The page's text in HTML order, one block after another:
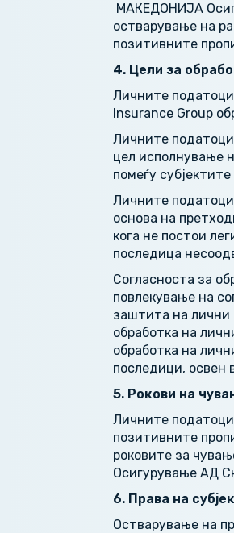
МАКЕДОНИЈА
остварување на
позитивните
4. Цели за
Личните
Insurance Group
Личните
цел исполнување
помеѓу
Личните
основа на
кога не постои
последица
Согласноста за
повлекување на
заштита на лични
обработка на
обработка на
последици, освен
5. Рокови на
Личните
позитивните
роковите за
Осигурување АД
6. Права на
Остварување на